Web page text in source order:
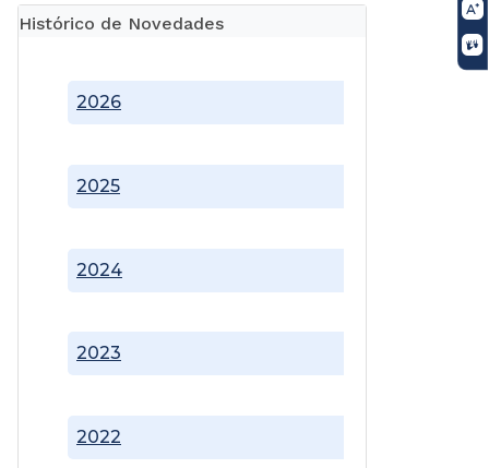
Histórico de Novedades
2022
2023
2024
2025
2026